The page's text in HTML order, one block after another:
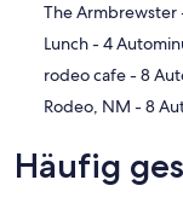
‪Lunch - ‬4
‪rodeo
‪Rodeo,
Häufig